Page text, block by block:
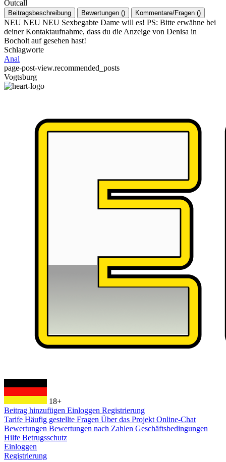
Outcall
Beitragsbeschreibung Bewertungen () Kommentare/Fragen ()
NEU NEU NEU Sexbegabte Dame will es! PS: Bitte erwähne bei
deiner Kontaktaufnahme, dass du die Anzeige von Denisa in
Bocholt auf gesehen hast!
Schlagworte
Anal
page-post-view.recommended_posts
Vogtsburg
18+
Beitrag hinzufügen Einloggen Registrierung
Tarife Häufig gestellte Fragen Über das Projekt Online-Chat
Bewertungen Bewertungen nach Zahlen Geschäftsbedingungen
Hilfe Betrugsschutz
Einloggen
Registrierung